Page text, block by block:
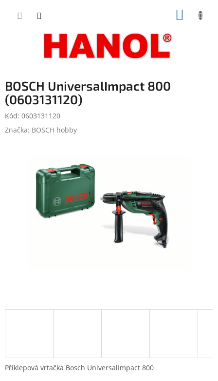
BOSCH UniversalImpact 800
(0603131120)
Kód: 0603131120
Značka: BOSCH hobby
Příklepová vrtačka Bosch UniversalImpact 800